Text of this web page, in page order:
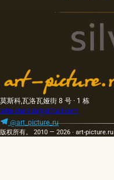
莫斯科,瓦洛瓦娅街 8 号 · 1 栋
artpicture.ru@gmail.com
@art_picture_ru
版权所有。 2010 — 2026 · art-picture.ru